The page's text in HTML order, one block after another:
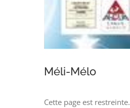
Méli-Mélo
Cette page est restreinte.